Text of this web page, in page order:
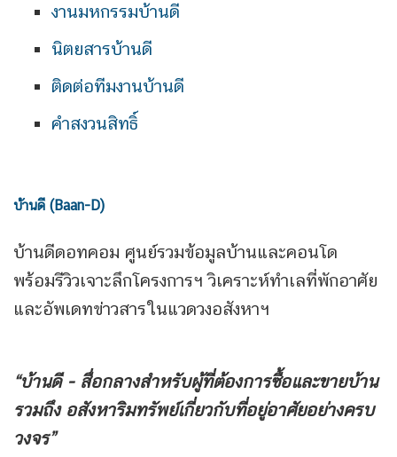
งานมหกรรมบ้านดี
นิตยสารบ้านดี
ติดต่อทีมงานบ้านดี
คำสงวนสิทธิ์
บ้านดี (Baan-D)
บ้านดีดอทคอม ศูนย์รวมข้อมูลบ้านและคอนโด
พร้อมรีวิวเจาะลึกโครงการฯ วิเคราะห์ทำเลที่พักอาศัย
และอัพเดทข่าวสารในแวดวงอสังหาฯ
“บ้านดี - สื่อกลางสำหรับผู้ที่ต้องการซื้อและขายบ้าน
รวมถึง อสังหาริมทรัพย์เกี่ยวกับที่อยู่อาศัยอย่างครบ
วงจร”